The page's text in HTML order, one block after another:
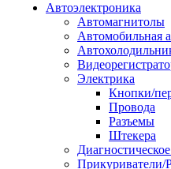
Автоэлектроника
Автомагнитолы
Автомобильная
Электрика
Кнопки/
Провода
Разъемы
Штекера
Прикуриватели/